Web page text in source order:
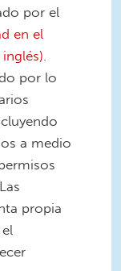
por el
en el
.
por lo
a medio
propia